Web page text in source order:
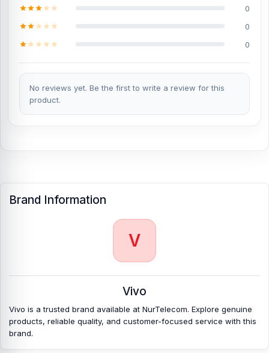
0
0
0
No reviews yet. Be the first to write a review for this
product.
Brand Information
V
Vivo
Vivo is a trusted brand available at NurTelecom. Explore genuine
products, reliable quality, and customer-focused service with this
brand.